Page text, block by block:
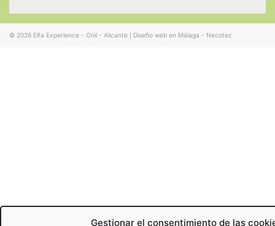
Gestionar el consentimiento de las
© 2026 Elfa Experience - Onil - Alicante Diseño web en Málaga - Necotec